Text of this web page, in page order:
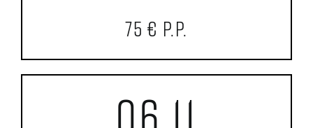
75 € p.P.
06.11